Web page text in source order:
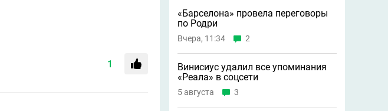
1
«Барселона» провела переговоры
по Родри
Вчера, 11:34 2
Винисиус удалил все упоминания
«Реала» в соцсети
5 августа 3